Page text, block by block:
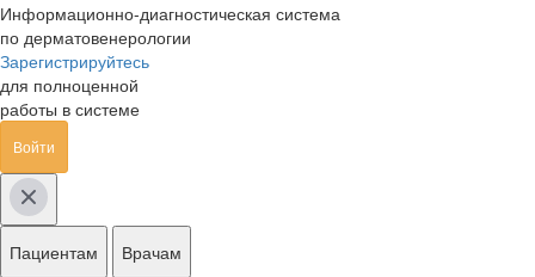
Информационно-диагностическая система
по дерматовенерологии
Зарегистрируйтесь
для полноценной
работы в системе
Войти
Пациентам
Врачам